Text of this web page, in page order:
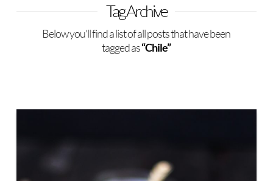
Tag Archive
Below you'll find a list of all posts that have been
tagged as“Chile”